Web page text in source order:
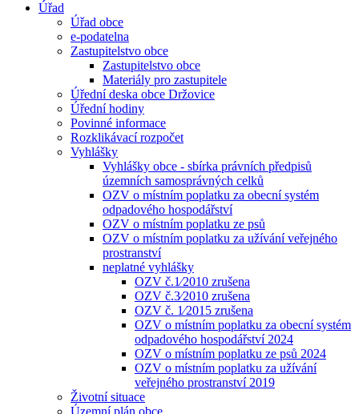
Úřad
Úřad obce
e-podatelna
Zastupitelstvo obce
Zastupitelstvo obce
Materiály pro zastupitele
Úřední deska obce Držovice
Úřední hodiny
Povinné informace
Rozklikávací rozpočet
Vyhlášky
Vyhlášky obce - sbírka právních předpisů
územních samosprávných celků
OZV o místním poplatku za obecní systém
odpadového hospodářství
OZV o místním poplatku ze psů
OZV o místním poplatku za užívání veřejného
prostranství
neplatné vyhlášky
OZV č.1⁄2010 zrušena
OZV č.3⁄2010 zrušena
OZV č. 1⁄2015 zrušena
OZV o místním poplatku za obecní systém
odpadového hospodářství 2024
OZV o místním poplatku ze psů 2024
OZV o místním poplatku za užívání
veřejného prostranství 2019
Životní situace
Územní plán obce